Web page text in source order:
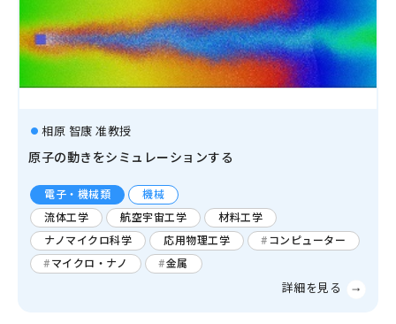
相原 智康 准教授
原子の動きをシミュレーションする
電子・機械類
機械
流体工学
航空宇宙工学
材料工学
ナノマイクロ科学
応用物理工学
コンピューター
マイクロ・ナノ
金属